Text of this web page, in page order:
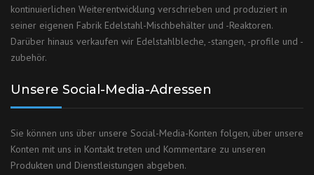
kontinuierlichen Weiterentwicklung verschrieben und produziert in
seiner eigenen Fabrik Edelstahl-Mischbehälter und -Reaktoren.
Darüber hinaus verkaufen wir Edelstahlbleche, -stangen, -profile und -
zubehör.
Unsere Social-Media-Adressen
Sie können uns über unsere Social-Media-Konten folgen, über unsere
Konten mit uns in Kontakt treten und Kommentare zu unseren
Produkten und Dienstleistungen abgeben.